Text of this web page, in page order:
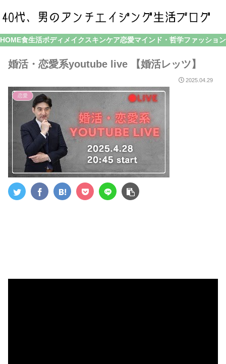
HOME食生活ボディメイク スキンケア恋愛マインド・哲学ファッション
婚活・恋愛系youtube live 【婚活レッツ】
2025.04.29
恋愛